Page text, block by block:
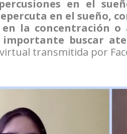
en el
en el sueño,
la concentración o
buscar
transmitida por